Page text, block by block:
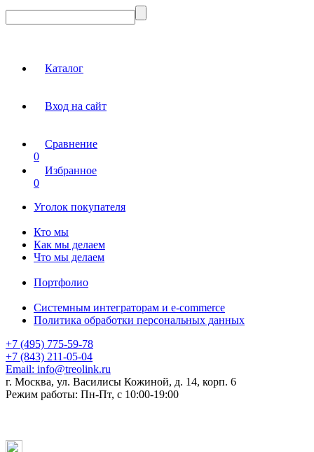
Каталог
Вход на сайт
Сравнение
0
Избранное
0
Уголок покупателя
Кто мы
Как мы делаем
Что мы делаем
Портфолио
Системным интеграторам и e-commerce
Политика обработки персональных данных
+7 (495) 775-59-78
+7 (843) 211-05-04
Email: info@treolink.ru
г. Москва, ул. Василисы Кожиной, д. 14, корп. 6
Режим работы: Пн-Пт, с 10:00-19:00